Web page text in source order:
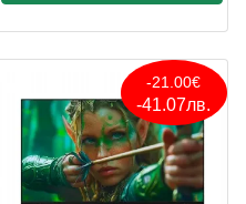
-21.00€
-41.07лв.